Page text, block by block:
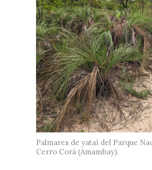
Palmares de yataí del Parque
Cerro Corá (Amambay).